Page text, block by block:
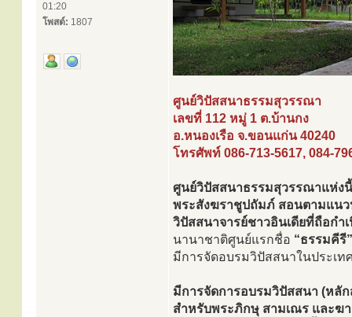
01:20
โพสต์: 1807
ศูนย์วิปัสสนาธรรมสุวรรณา
เลขที่ 112 หมู่ 1 ต.บ้านกง
อ.หนองเรือ จ.ขอนแก่น 40240
โทรศัพท์ 086-713-5617, 084-
ศูนย์วิปัสสนาธรรมสุวรรณาแห่ง
พระสังฆราชูปถัมภ์ สอนตามแนว
วิปัสสนาจารย์ชาวอินเดียที่ถือกำ
นานาชาติศูนย์แรกชื่อ “ธรรมคีรี”
มีการจัดอบรมวิปัสสนาในประเท
มีการจัดการอบรมวิปัสสนา (หลั
สำหรับพระภิกษุ สามเณร และฆา